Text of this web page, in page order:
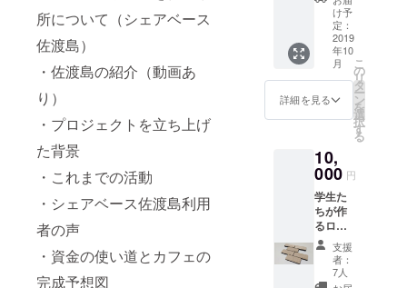
所について（シェアベース
佐渡島）
・佐渡島の紹介（動画あ
り）
・プロジェクトを立ち上げ
た背景
・これまでの活動
・シェアベース佐渡島利用
者の声
・資金の使い道とカフェの
完成予想図
う！
2019年
10月上
旬開催
予定
場所は
シェア
ベース
佐渡
潟県佐
渡市吉
岡917-6
です。
位置は
本文中
にリン
クを
張って
け予
定：
2019
年10
月
詳細を見る
こ
の
リ
タ
ー
ン
を
選
択
す
る
10,
000 円
学生た
ちが作
るロゴ
入り
コース
ター＋
名入り
支援
者：
7人